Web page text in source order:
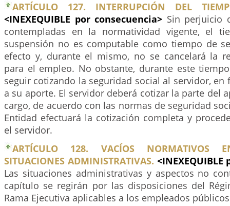
ARTÍCULO 127. INTERRUPCIÓN DEL
<INEXEQUIBLE por consecuencia> Sin perjuicio
contempladas en la normatividad vigente, el
suspensión no es computable como tiempo de
efecto y, durante el mismo, no se cancelará la
para el empleo. No obstante, durante este
seguir cotizando la seguridad social al servidor,
a su aporte. El servidor deberá cotizar la parte del
cargo, de acuerdo con las normas de seguridad
Entidad efectuará la cotización completa y
el servidor.
ARTÍCULO 128. VACÍOS NORMATIVOS
SITUACIONES ADMINISTRATIVAS.
Las situaciones administrativas y aspectos no
capítulo se regirán por las disposiciones del
Rama Ejecutiva aplicables a los empleados